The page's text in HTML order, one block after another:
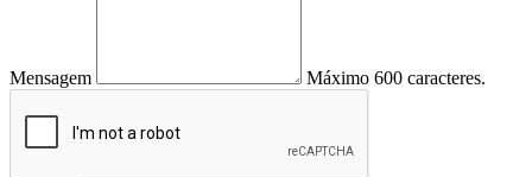
Mensagem Máximo 600 caracteres.